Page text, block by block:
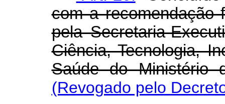
com a recomendação
pela Secretaria-
Ciência, Tecnologia,
Saúde do Ministério
(Revogado pelo